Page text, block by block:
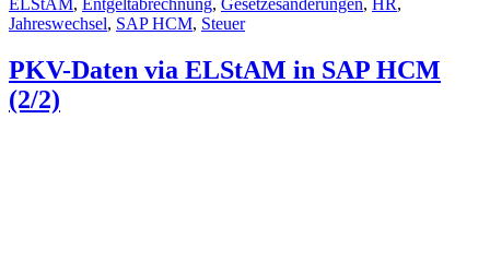
Jahreswechsel, SAP HCM, Steuer
PKV-Daten via ELStAM in SAP HCM
(2/2)